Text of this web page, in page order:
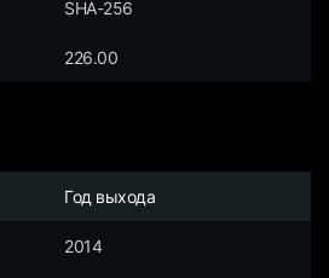
SHA-256
226.00
Год выхода
2014